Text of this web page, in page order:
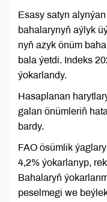
Esasy satyn
bahalarynyň aýlyk
nyň azyk önüm
bala ýetdi. Indeks
ýokarlandy.
Hasaplanan
galan önümleriň
bardy.
FAO ösümlik
4,2% ýokarlanyp,
Bahalaryň
peselmegi we